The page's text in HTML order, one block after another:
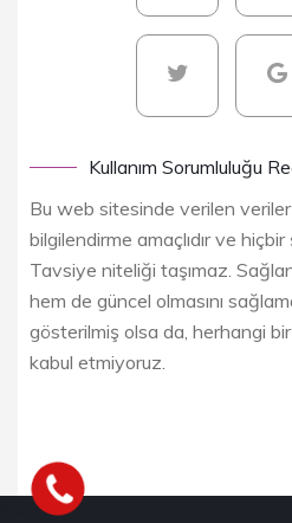
Kullanım Sorumluluğu
Bu web sitesinde verilen
bilgilendirme amaçlıdır ve
Tavsiye niteliği taşımaz.
hem de güncel olmasını
gösterilmiş olsa da, herhangi
kabul etmiyoruz.
Yukarı kaydır